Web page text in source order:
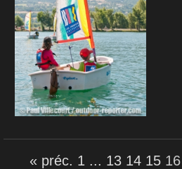
« préc. 1 ... 13 14 15 16